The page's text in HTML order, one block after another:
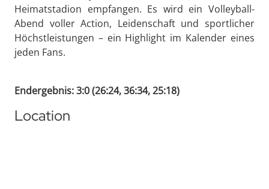
Heimatstadion empfangen. Es wird ein Volleyball-
Abend voller Action, Leidenschaft und sportlicher
Höchstleistungen – ein Highlight im Kalender eines
jeden Fans.
Endergebnis: 3:0 (26:24, 36:34, 25:18)
Location